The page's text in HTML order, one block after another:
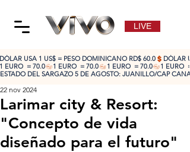
LIVE
ESTADO DEL SARGAZO 5 DE AGOSTO: JUANILLO/CAP
DÓLAR USA 1 US$ = PESO DOMINICANO RD$ 60.0
1 EURO  = 70.0
Larimar city & Resort:
"Concepto de vida
diseñado para el futuro"
22 nov 2024